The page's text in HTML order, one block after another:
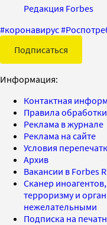
Редакция Forbes
#коронавирус#
Подписаться
Информация:
Контактная
Правила обработки
Реклама в журнале
Реклама на сайте
Условия
Архив
Вакансии в Forbes
Сканер
терроризму и
нежелательными
Подписка на